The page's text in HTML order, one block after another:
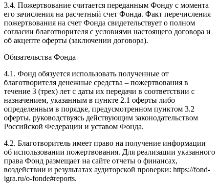
3.4. Пожертвование считается переданным Фонду с момента
его зачисления на расчетный счет Фонда. Факт перечисления
пожертвования на счет Фонда свидетельствует о полном
согласии благотворителя с условиями настоящего договора и
об акцепте оферты (заключении договора).
Обязательства Фонда
4.1. Фонд обязуется использовать полученные от
благотворителя денежные средства – пожертвования в
течение 3 (трех) лет с даты их передачи в соответствии с
назначением, указанным в пункте 2.1 оферты либо
определенным в порядке, предусмотренном пунктом 3.2
оферты, руководствуясь действующим законодательством
Российской Федерации и уставом Фонда.
4.2. Благотворитель имеет право на получение информации
об использовании пожертвования. Для реализации указанного
права Фонд размещает на сайте отчеты о финансах,
воздействии и результатах аудиторской проверки: https://fond-
igra.ru/o-fonde#reports.